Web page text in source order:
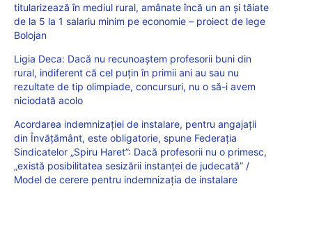
titularizează în mediul rural, amânate încă un an și tăiate
de la 5 la 1 salariu minim pe economie – proiect de lege
Bolojan
Ligia Deca: Dacă nu recunoaștem profesorii buni din
rural, indiferent că cel puțin în primii ani au sau nu
rezultate de tip olimpiade, concursuri, nu o să-i avem
niciodată acolo
Acordarea indemnizației de instalare, pentru angajații
din Învățământ, este obligatorie, spune Federația
Sindicatelor „Spiru Haret”: Dacă profesorii nu o primesc,
„există posibilitatea sesizării instanței de judecată” /
Model de cerere pentru indemnizația de instalare